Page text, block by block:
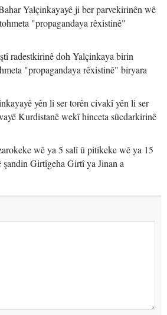
Yalçinkayayê ji ber parvekirinên wê
"propagandaya rêxistinê"
radestkirinê doh Yalçinkaya birin
"propagandaya rêxistinê" biryara
yên li ser torên civakî yên li ser
Kurdistanê wekî hinceta sûcdarkirinê
wê ya 5 salî û pitikeke wê ya 15
Girtîgeha Girtî ya Jinan a